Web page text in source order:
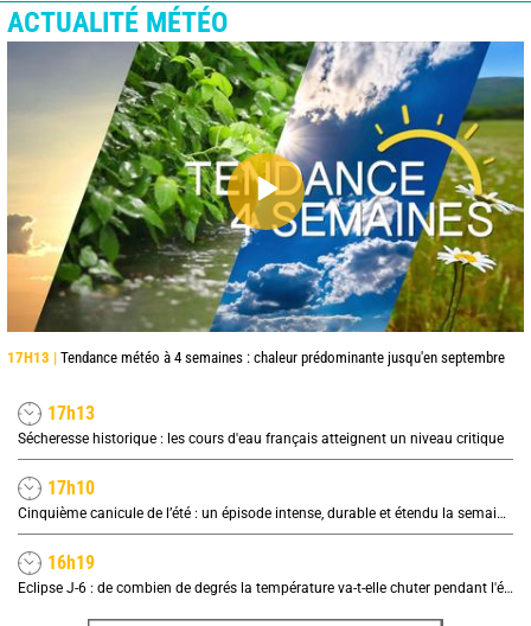
ACTUALITÉ MÉTÉO
17H13 | Tendance météo à 4 semaines : chaleur prédominante jusqu'en septembre
17h13
Sécheresse historique : les cours d'eau français atteignent un niveau critique
17h10
Cinquième canicule de l’été : un épisode intense, durable et étendu la semaine prochaine
16h19
Eclipse J-6 : de combien de degrés la température va-t-elle chuter pendant l'éclipse du 12 août ?